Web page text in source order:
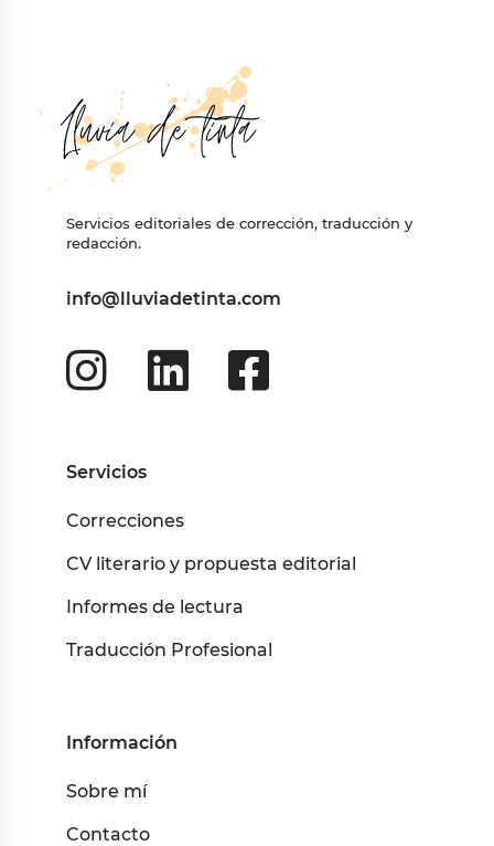
Servicios editoriales de corrección, traducción y
redacción.
info@lluviadetinta.com
Servicios
Correcciones
CV literario y propuesta editorial
Informes de lectura
Traducción Profesional
Información
Sobre mí
Contacto